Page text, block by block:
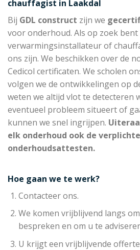
chauffagist in Laakdal
Bij GDL construct zijn we
voor onderhoud. Als op zoek
verwarmingsinstallateur of
ons zijn. We beschikken over de
Cedicol certificaten. We scholen
volgen we de ontwikkelingen op
weten we altijd vlot te detecteren
eventueel probleem situeert of
kunnen we snel ingrijpen.
elk onderhoud ook de
onderhoudsattesten.
Hoe gaan we te werk?
Contacteer ons.
We komen vrijblijvend langs
bespreken en om u te
U krijgt een vrijblijvende